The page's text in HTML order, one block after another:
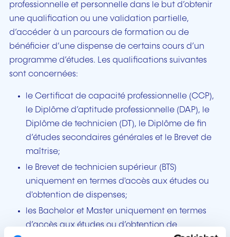
professionnelle et personnelle dans le but d’obtenir
une qualification ou une validation partielle,
d’accéder à un parcours de formation ou de
bénéficier d’une dispense de certains cours d’un
programme d’études. Les qualifications suivantes
sont concernées:
le Certificat de capacité professionnelle (CCP),
le Diplôme d’aptitude professionnelle (DAP), le
Diplôme de technicien (DT), le Diplôme de fin
d’études secondaires générales et le Brevet de
maîtrise;
le Brevet de technicien supérieur (BTS)
uniquement en termes d'accès aux études ou
d'obtention de dispenses;
les Bachelor et Master uniquement en termes
d’accès aux études ou d’obtention de